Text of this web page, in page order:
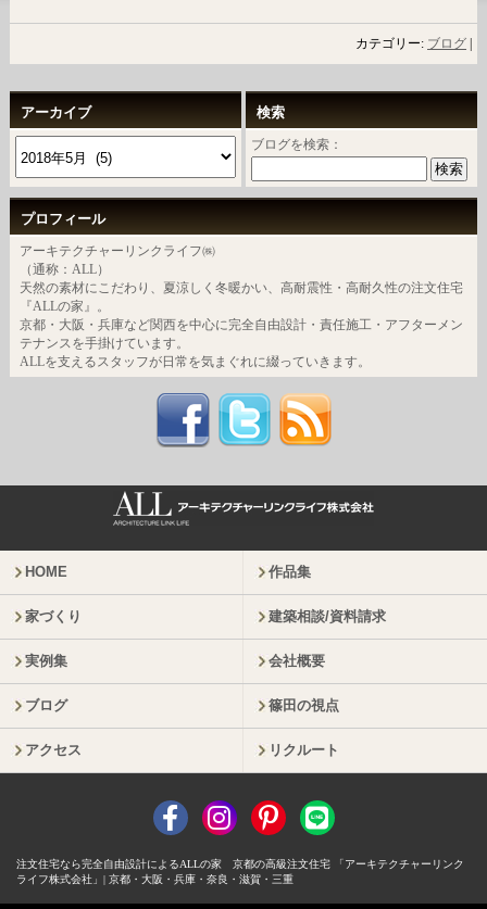
カテゴリー: ブログ
アーカイブ 検索
ブログを検索：
プロフィール
アーキテクチャーリンクライフ㈱
（通称：ALL）
天然の素材にこだわり、夏涼しく冬暖かい、高耐震性・高耐久性の注文住宅
『ALLの家』。
京都・大阪・兵庫など関西を中心に完全自由設計・責任施工・アフターメン
テナンスを手掛けています。
ALLを支えるスタッフが日常を気まぐれに綴っていきます。
HOME 作品集
家づくり 建築相談/資料請求
実例集 会社概要
ブログ 篠田の視点
アクセス リクルート
注文住宅なら完全自由設計によるALLの家 京都の高級注文住宅 「アーキテクチャーリンク
ライフ株式会社」| 京都・大阪・兵庫・奈良・滋賀・三重